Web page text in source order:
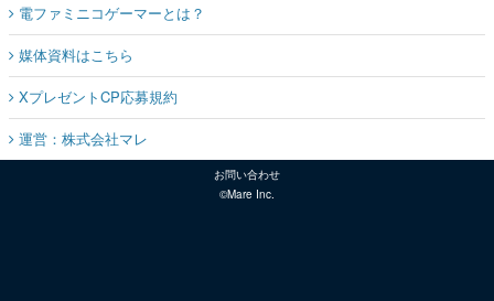
電ファミニコゲーマーとは？
媒体資料はこちら
XプレゼントCP応募規約
運営：株式会社マレ
お問い合わせ
©Mare Inc.